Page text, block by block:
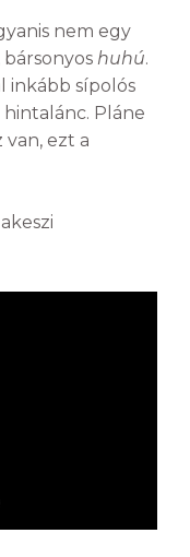
nem egy
huhú.
inkább sípolós
Pláne
van, ezt a